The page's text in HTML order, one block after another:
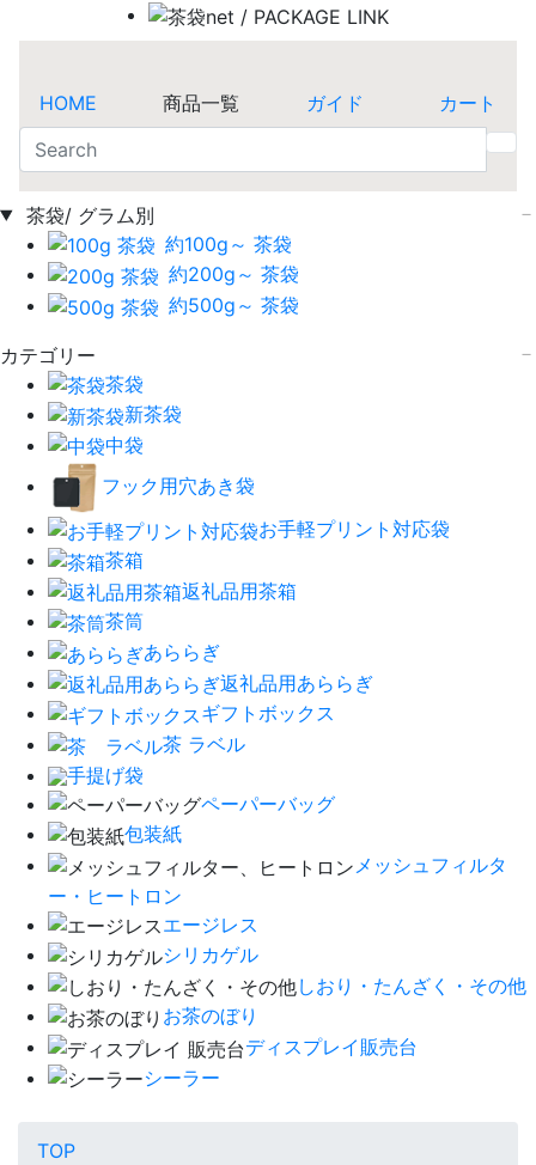
HOME 商品一覧 ガイド カート
茶袋/ グラム別
約100g～ 茶袋
約200g～ 茶袋
約500g～ 茶袋
カテゴリー
茶袋
新茶袋
中袋
フック用穴あき袋
お手軽プリント対応袋
茶箱
返礼品用茶箱
茶筒
あららぎ
返礼品用あららぎ
ギフトボックス
茶 ラベル
手提げ袋
ペーパーバッグ
包装紙
メッシュフィルタ
ー・ヒートロン
エージレス
シリカゲル
しおり・たんざく・その他
お茶のぼり
ディスプレイ販売台
シーラー
TOP